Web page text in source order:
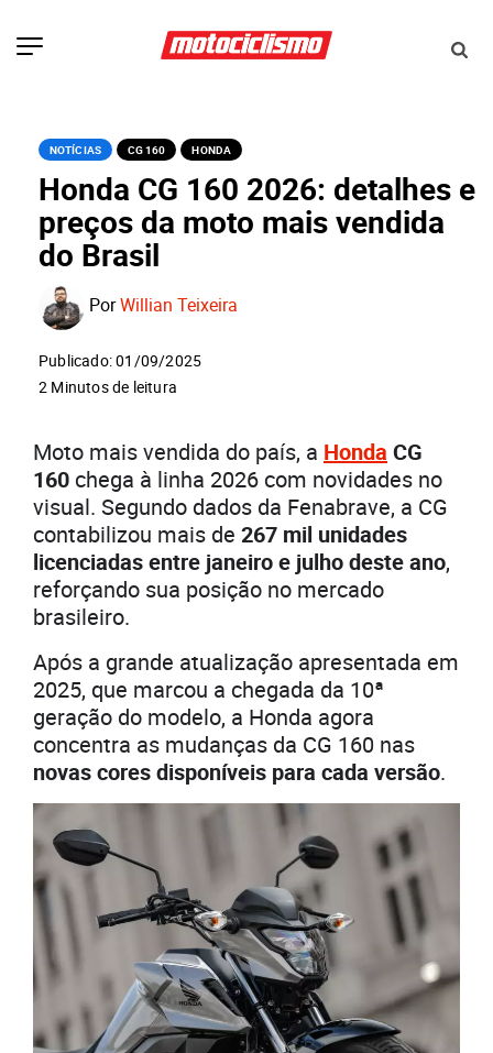
NOTÍCIAS CG 160 HONDA
Honda CG 160 2026: detalhes e
preços da moto mais vendida
do Brasil
PorWillian Teixeira
Publicado: 01/09/2025
2 Minutos de leitura
Moto mais vendida do país, a Honda CG
160 chega à linha 2026 com novidades no
visual. Segundo dados da Fenabrave, a CG
contabilizou mais de 267 mil unidades
licenciadas entre janeiro e julho deste ano,
reforçando sua posição no mercado
brasileiro.
Após a grande atualização apresentada em
2025, que marcou a chegada da 10ª
geração do modelo, a Honda agora
concentra as mudanças da CG 160 nas
novas cores disponíveis para cada versão.